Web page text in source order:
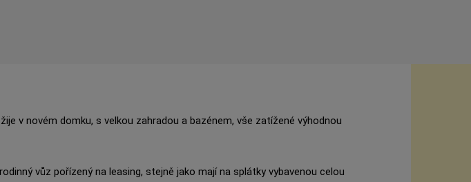
v novém domku, s velkou zahradou a bazénem, vše zatížené výhodnou
vůz pořízený na leasing, stejně jako mají na splátky vybavenou celou